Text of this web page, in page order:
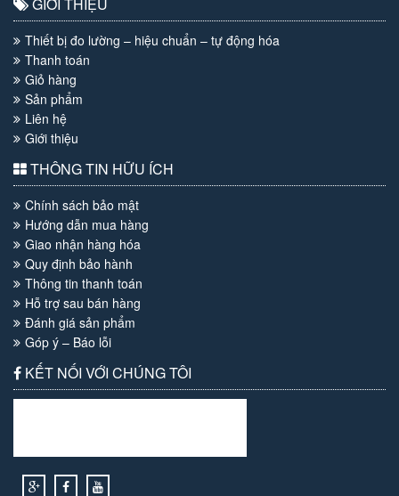
GIỚI THIỆU
Thiết bị đo lường – hiệu chuẩn – tự động hóa
Thanh toán
Giỏ hàng
Sản phẩm
Liên hệ
Giới thiệu
THÔNG TIN HỮU ÍCH
Chính sách bảo mật
Hướng dẫn mua hàng
Giao nhận hàng hóa
Quy định bảo hành
Thông tin thanh toán
Hỗ trợ sau bán hàng
Đánh giá sản phẩm
Góp ý – Báo lỗi
KẾT NỐI VỚI CHÚNG TÔI